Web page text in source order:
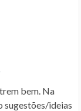
bem. Na
sugestões/ideias